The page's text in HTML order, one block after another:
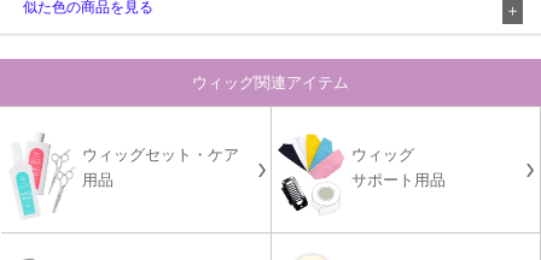
似た色の商品を見る
ウィッグ関連アイテム
ウィッグセット・ケア
用品
ウィッグ
サポート用品